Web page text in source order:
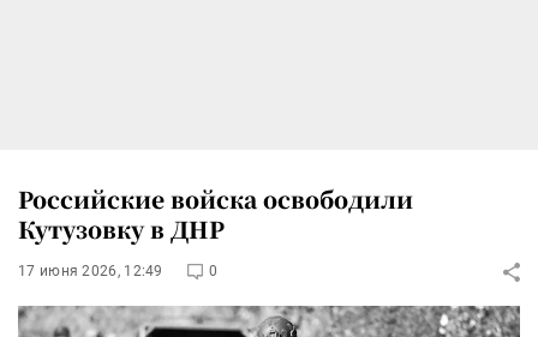
Российские войска освободили
Кутузовку в ДНР
17 июня 2026, 12:49 0